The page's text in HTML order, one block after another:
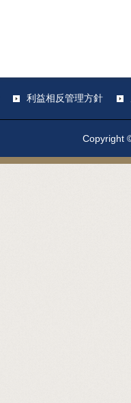
利益相反管理方針
Copyright